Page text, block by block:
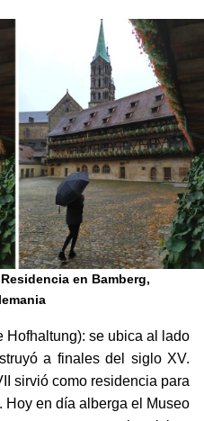
en Bamberg,
a finales del siglo XV.
sirvió como residencia para
Hoy en día alberga el Museo
y aunque no lo visiten